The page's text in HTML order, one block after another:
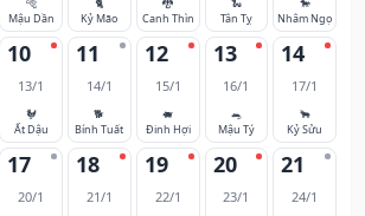
Mậu Dần
Kỷ Mão
Canh Thìn
Tân Tỵ
Nhâm Ngọ
10
13/1
🐓
Ất Dậu
11
14/1
🐕
Bính Tuất
12
15/1
🐖
Đinh Hợi
13
16/1
🐀
Mậu Tý
14
17/1
🐂
Kỷ Sửu
17
20/1
18
21/1
19
22/1
20
23/1
21
24/1